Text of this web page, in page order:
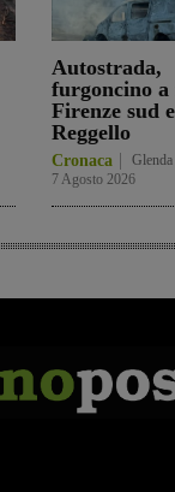
Autostrada,
furgoncino
Firenze sud
Reggello
Cronaca
7 Agosto 2026